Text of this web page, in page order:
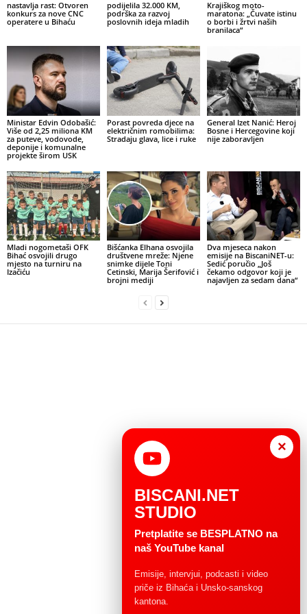
nastavlja rast: Otvoren
konkurs za nove CNC
operatere u Bihaću
podijelila 32.000 KM,
podrška za razvoj
poslovnih ideja mladih
Krajiškog moto-
maratona: „Čuvate istinu
o borbi i žrtvi naših
branilaca“
Ministar Edvin Odobašić:
Više od 2,25 miliona KM
za puteve, vodovode,
deponije i komunalne
projekte širom USK
Porast povreda djece na
električnim romobilima:
Stradaju glava, lice i ruke
General Izet Nanić: Heroj
Bosne i Hercegovine koji
nije zaboravljen
Mladi nogometaši OFK
Bihać osvojili drugo
mjesto na turniru na
Izačiću
Bišćanka Elhana osvojila
društvene mreže: Njene
snimke dijele Toni
Cetinski, Marija Šerifović i
brojni mediji
Dva mjeseca nakon
emisije na BiscaniNET-u:
Sedić poručio „Još
čekamo odgovor koji je
najavljen za sedam dana“
×
BISCANI.NET
STUDIO
Pretplatite se BESPLATNO na
naš YouTube kanal
Emisije, intervjui, podcasti i video
priče iz Bihaća i Unsko-sanskog
kantona.